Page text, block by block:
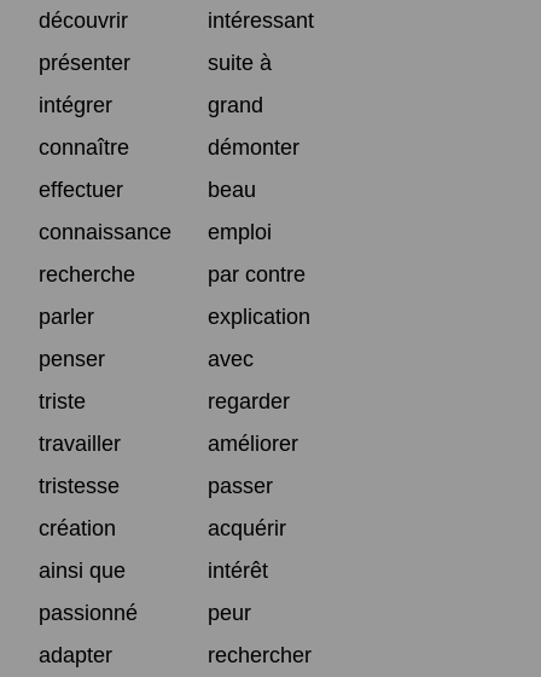
découvrir
intéressant
présenter
suite à
intégrer
grand
connaître
démonter
effectuer
beau
connaissance
emploi
recherche
par contre
parler
explication
penser
avec
triste
regarder
travailler
améliorer
tristesse
passer
création
acquérir
ainsi que
intérêt
passionné
peur
adapter
rechercher